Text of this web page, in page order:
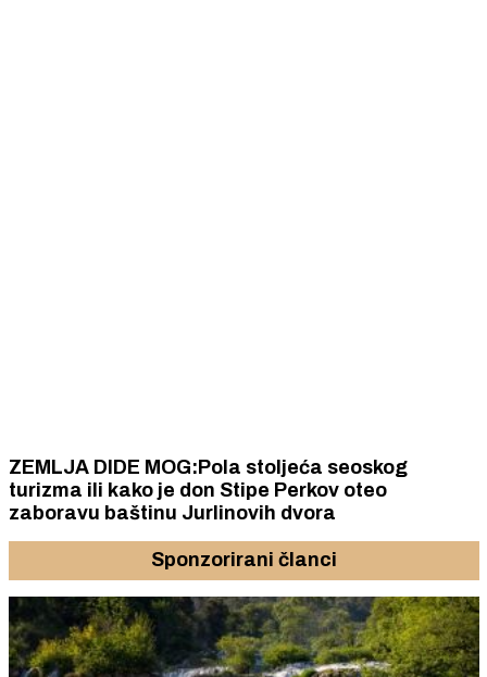
ZEMLJA DIDE MOG:Pola stoljeća seoskog
turizma ili kako je don Stipe Perkov oteo
zaboravu baštinu Jurlinovih dvora
Sponzorirani članci